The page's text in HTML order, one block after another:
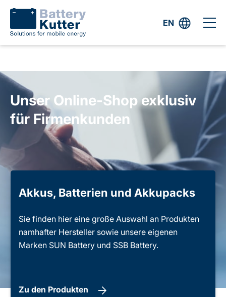
EN
Unser Online-Shop exklusiv
für Firmenkunden
Akkus, Batterien und Akkupacks
Sie finden hier eine große Auswahl an Produkten
namhafter Hersteller sowie unsere eigenen
Marken SUN Battery und SSB Battery.
Zu den Produkten